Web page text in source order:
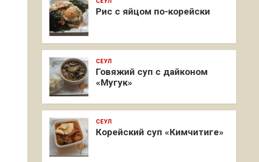
Рис с яйцом по-корейски
СЕУЛ
Говяжий суп с дайконом
«Мугук»
СЕУЛ
Корейский суп «Кимчитиге»